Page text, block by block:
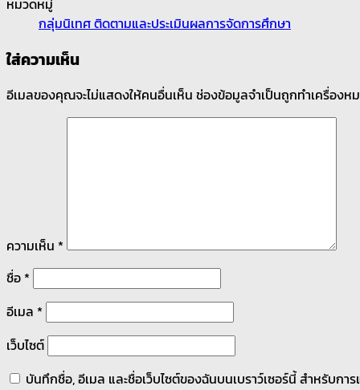
หมวดหมู่
กลุ่มนิเทศ ติดตามและประเมินผลการจัดการศึกษา
ใส่ความเห็น
อีเมลของคุณจะไม่แสดงให้คนอื่นเห็น ช่องข้อมูลจำเป็นถูกทำเครื่องห
ความเห็น *
ชื่อ *
อีเมล *
เว็บไซต์
บันทึกชื่อ, อีเมล และชื่อเว็บไซต์ของฉันบนเบราว์เซอร์นี้ สำหรับกา